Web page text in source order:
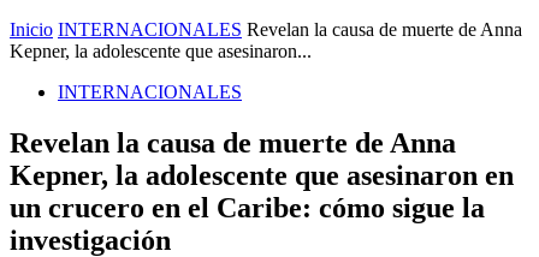
Inicio INTERNACIONALES Revelan la causa de muerte de Anna
Kepner, la adolescente que asesinaron...
INTERNACIONALES
Revelan la causa de muerte de Anna
Kepner, la adolescente que asesinaron en
un crucero en el Caribe: cómo sigue la
investigación